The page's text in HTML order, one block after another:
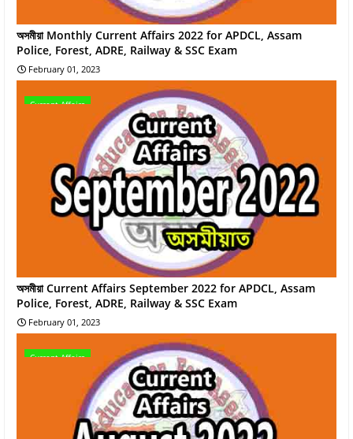
অসমীয়া Monthly Current Affairs 2022 for APDCL, Assam
Police, Forest, ADRE, Railway & SSC Exam
February 01, 2023
Current Affairs
অসমীয়া Current Affairs September 2022 for APDCL, Assam
Police, Forest, ADRE, Railway & SSC Exam
February 01, 2023
Current Affairs